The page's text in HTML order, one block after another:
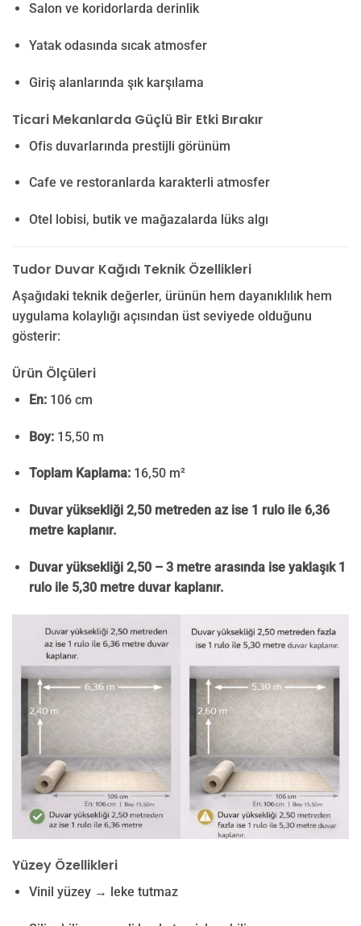
Salon ve koridorlarda derinlik
Yatak odasında sıcak atmosfer
Giriş alanlarında şık karşılama
Ticari Mekanlarda Güçlü Bir Etki Bırakır
Ofis duvarlarında prestijli görünüm
Cafe ve restoranlarda karakterli atmosfer
Otel lobisi, butik ve mağazalarda lüks algı
Tudor Duvar Kağıdı Teknik Özellikleri
Aşağıdaki teknik değerler, ürünün hem dayanıklılık hem
uygulama kolaylığı açısından üst seviyede olduğunu
gösterir:
Ürün Ölçüleri
En:106 cm
Boy:15,50 m
Toplam Kaplama:16,50 m²
Duvar yüksekliği 2,50 metreden az ise 1 rulo ile 6,36
metre kaplanır.
Duvar yüksekliği 2,50 – 3 metre arasında ise yaklaşık 1
rulo ile 5,30 metre duvar kaplanır.
Yüzey Özellikleri
Vinil yüzey → leke tutmaz